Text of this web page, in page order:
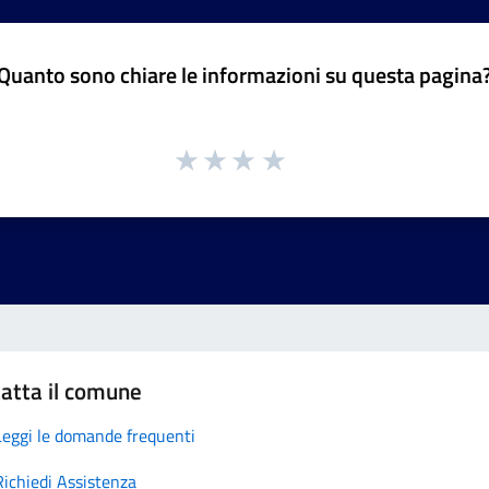
sono chiare le informazioni su questa
il comune
le domande frequenti
Assistenza